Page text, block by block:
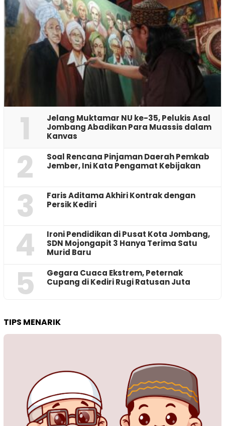
1
Jelang Muktamar NU ke-35, Pelukis Asal
Jombang Abadikan Para Muassis dalam
Kanvas
2
‎Soal Rencana Pinjaman Daerah Pemkab
Jember, Ini Kata Pengamat Kebijakan ‎
3
Faris Aditama Akhiri Kontrak dengan
Persik Kediri
4
Ironi Pendidikan di Pusat Kota Jombang,
SDN Mojongapit 3 Hanya Terima Satu
Murid Baru
5
‎Gegara Cuaca Ekstrem, Peternak
Cupang di Kediri Rugi Ratusan Juta
TIPS MENARIK